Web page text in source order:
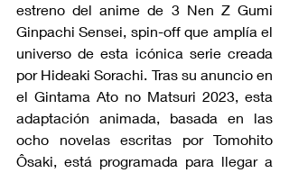
estreno del anime de 3 Nen Z Gumi
Ginpachi Sensei, spin-off que amplía el
universo de esta icónica serie creada
por Hideaki Sorachi. Tras su anuncio en
el Gintama Ato no Matsuri 2023, esta
adaptación animada, basada en las
ocho novelas escritas por Tomohito
Ôsaki, está programada para llegar a